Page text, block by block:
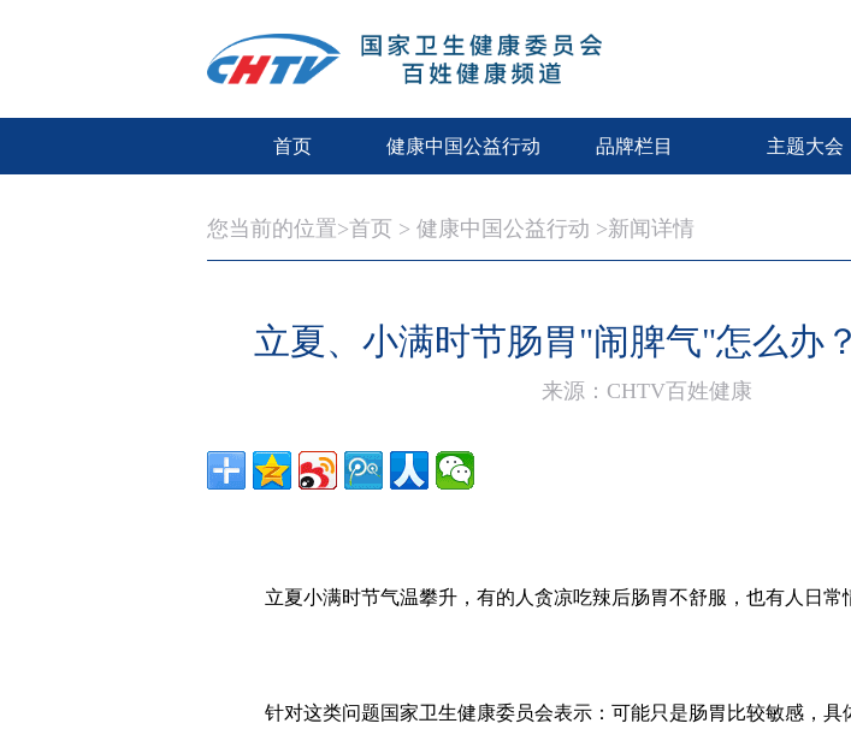
首页 健康中国公益行动 品牌栏目 主题大会
您当前的位置>首页 > 健康中国公益行动 >新闻详情
立夏、小满时节肠胃"闹脾气"怎么办
来源：CHTV百姓健康
立夏小满时节气温攀升，有的人贪凉吃辣后肠胃不舒服，也有人日
针对这类问题国家卫生健康委员会表示：可能只是肠胃比较敏感，具